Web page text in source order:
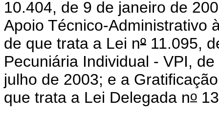
10.404, de 9 de janeiro de
Apoio Técnico-Administrativo
de que trata a Lei nº 11.095,
Pecuniária Individual - VPI,
julho de 2003; e a
que trata a Lei Delegada no